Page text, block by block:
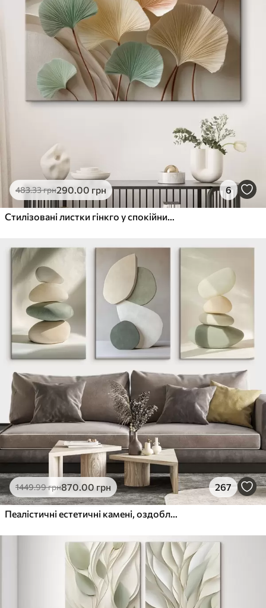
483.33грн290.00 грн 6
Стилізовані листки гінкго у спокійних тонах
1449.99грн870.00 грн 267
Пеалістичні естетичні камені, оздоблення будинку, природне освітлення